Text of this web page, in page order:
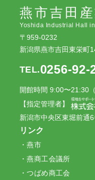
燕市吉田
Yoshida Industrial Hall
〒959-0232
新潟県燕市吉田東栄町
TEL.0256-92-
開館時間 9:00〜21:30
【指定管理者】
新潟市中央区東堀前通
リンク
燕市
燕商工会議所
つばめ商工会